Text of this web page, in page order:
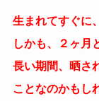
生まれてすぐに、
しかも、２ヶ月
長い期間、晒さ
ことなのかもし